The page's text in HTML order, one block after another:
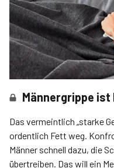
Männergrippe ist
Das vermeintlich „starke
ordentlich Fett weg.
Männer schnell dazu, die
übertreiben. Das will ein